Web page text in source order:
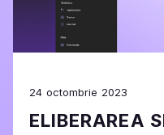
24 octombrie 2023
ELIBERAREA